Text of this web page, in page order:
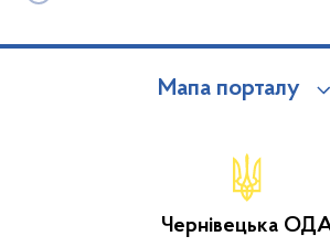
Мапа порталу
Чернівецька